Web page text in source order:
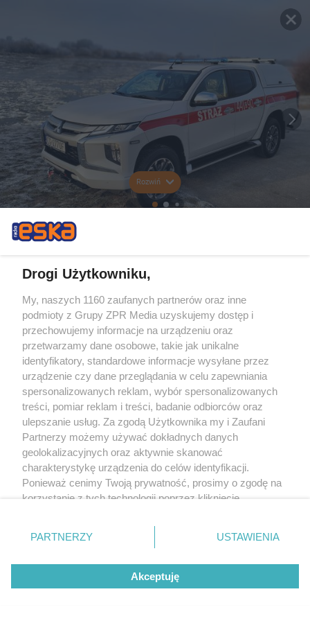
Rozwiń
Drogi Użytkowniku,
My, naszych 1160 zaufanych partnerów oraz inne
podmioty z Grupy ZPR Media uzyskujemy dostęp i
przechowujemy informacje na urządzeniu oraz
przetwarzamy dane osobowe, takie jak unikalne
identyfikatory, standardowe informacje wysyłane przez
urządzenie czy dane przeglądania w celu zapewniania
spersonalizowanych reklam, wybór spersonalizowanych
treści, pomiar reklam i treści, badanie odbiorców oraz
ulepszanie usług. Za zgodą Użytkownika my i Zaufani
Partnerzy możemy używać dokładnych danych
geolokalizacyjnych oraz aktywnie skanować
charakterystykę urządzenia do celów identyfikacji.
Ponieważ cenimy Twoją prywatność, prosimy o zgodę na
korzystanie z tych technologii poprzez kliknięcie
zmienić/wycofać klikając przycisk ustawień prywatności
znajdujący się w lewym dolnym rogu strony
rodzaje przetwarzania danych nie wymagają zgody
użytkownika, ale masz prawo sprzeciwić się takiemu
przetwarzaniu. Preferencje będą miały zastosowanie tylko
PARTNERZY USTAWIENIA
Akceptuję